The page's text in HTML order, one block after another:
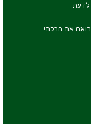
לדעת
את הבלתי